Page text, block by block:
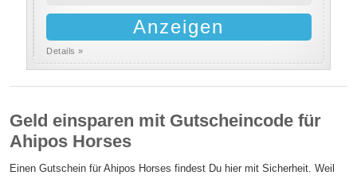
Anzeigen
Details »
Geld einsparen mit Gutscheincode für
Ahipos Horses
Einen Gutschein für Ahipos Horses findest Du hier mit Sicherheit. Weil